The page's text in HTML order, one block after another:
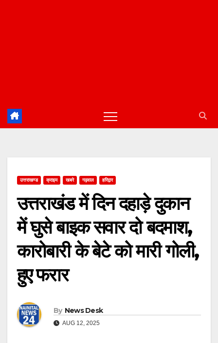
उत्तराखण्ड क्राइम खबरे गढ़वाल हरिद्वार
उत्तराखंड में दिन दहाड़े दुकान
में घुसे बाइक सवार दो बदमाश,
कारोबारी के बेटे को मारी गोली,
हुए फरार
By News Desk
AUG 12, 2025